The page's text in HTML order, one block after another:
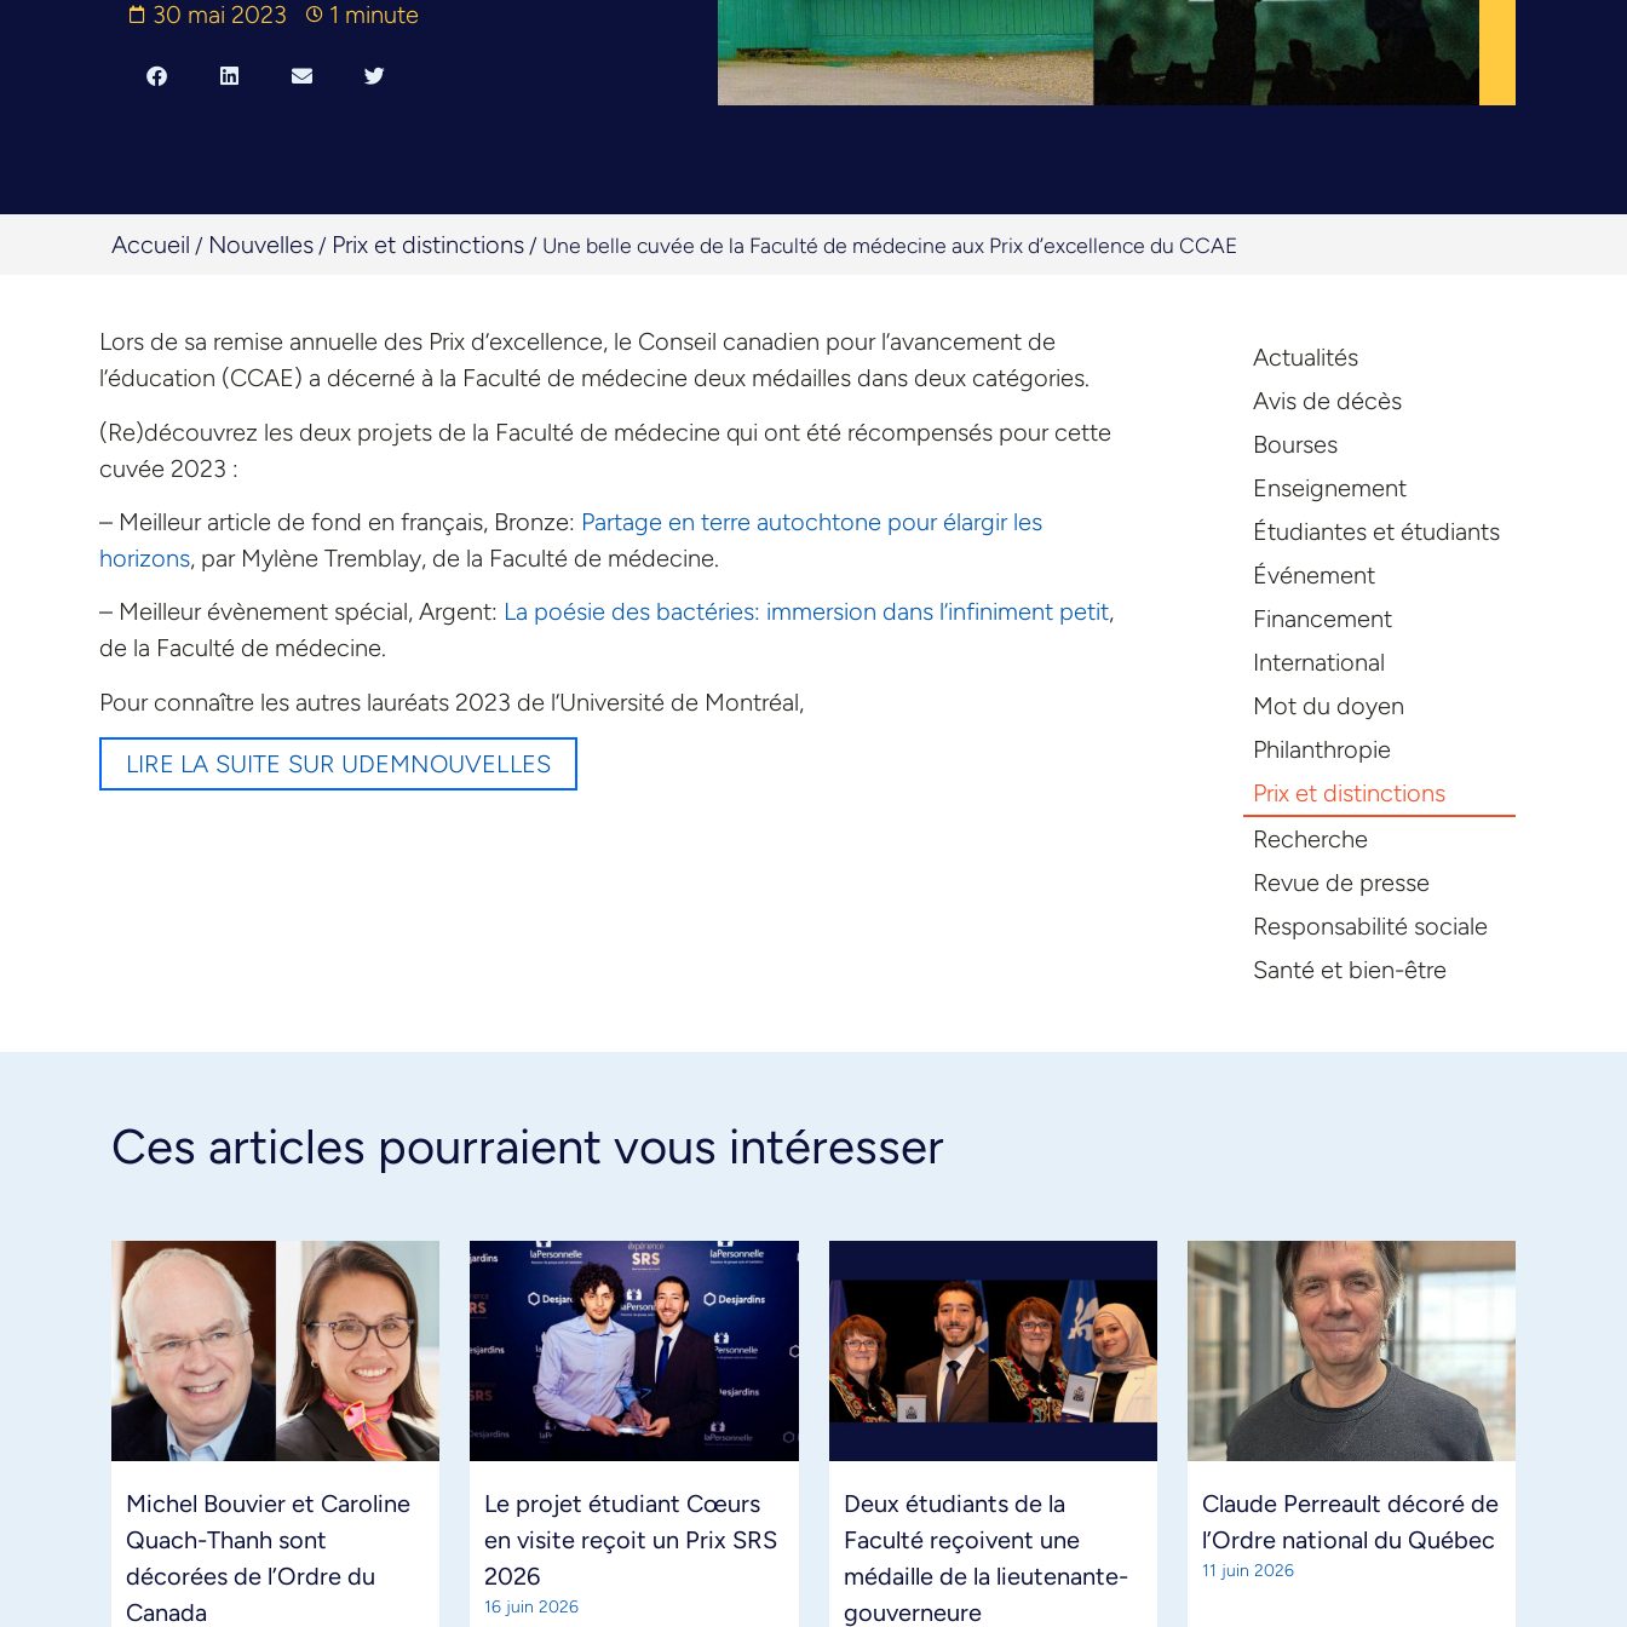
30 mai 2023 1 minute
Accueil / Nouvelles / Prix et distinctions / Une belle cuvée de la Faculté de médecine aux Prix d’excellence du CCAE
Lors de sa remise annuelle des Prix d’excellence, le Conseil canadien pour l’avancement de
l’éducation (CCAE) a décerné à la Faculté de médecine deux médailles dans deux catégories.
(Re)découvrez les deux projets de la Faculté de médecine qui ont été récompensés pour cette
cuvée 2023 :
– Meilleur article de fond en français, Bronze: Partage en terre autochtone pour élargir les
horizons, par Mylène Tremblay, de la Faculté de médecine.
– Meilleur évènement spécial, Argent: La poésie des bactéries: immersion dans l’infiniment petit,
de la Faculté de médecine.
Pour connaître les autres lauréats 2023 de l’Université de Montréal,
LIRE LA SUITE SUR UDEMNOUVELLES
Actualités
Avis de décès
Bourses
Enseignement
Étudiantes et étudiants
Événement
Financement
International
Mot du doyen
Philanthropie
Prix et distinctions
Recherche
Revue de presse
Responsabilité sociale
Santé et bien-être
Ces articles pourraient vous intéresser
Michel Bouvier et Caroline
Quach-Thanh sont
décorées de l’Ordre du
Canada
Le projet étudiant Cœurs
en visite reçoit un Prix SRS
2026
16 juin 2026
Deux étudiants de la
Faculté reçoivent une
médaille de la lieutenante-
gouverneure
Claude Perreault décoré de
l’Ordre national du Québec
11 juin 2026